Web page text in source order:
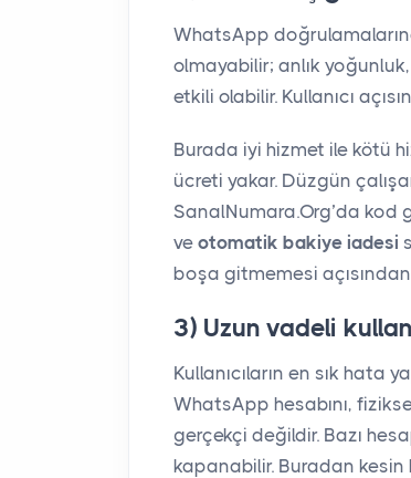
WhatsApp
olmayabilir; anlık
etkili olabilir. Kullanıcı
Burada iyi hizmet ile kötü
ücreti yakar. Düzgün
SanalNumara.Org’da kod
ve otomatik bakiye iadesi
boşa gitmemesi
3) Uzun vadeli
Kullanıcıların en sık hata
WhatsApp hesabını,
gerçekçi değildir. Bazı
kapanabilir. Buradan kesin